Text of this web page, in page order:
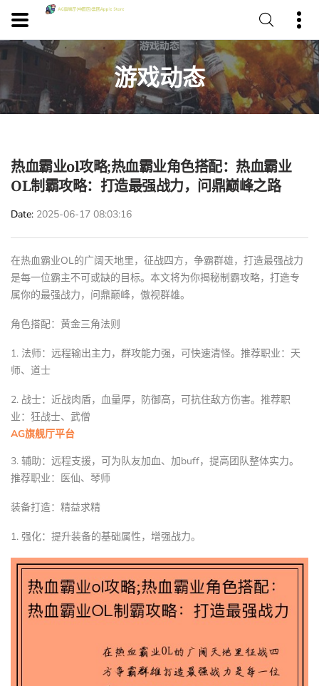
游戏动态
热血霸业ol攻略;热血霸业角色搭配：热血霸业
OL制霸攻略：打造最强战力，问鼎巅峰之路
Date 2025-06-17 08:03:16
在热血霸业OL的广阔天地里，征战四方，争霸群雄，打造最强战力
是每一位霸主不可或缺的目标。本文将为你揭秘制霸攻略，打造专
属你的最强战力，问鼎巅峰，傲视群雄。
角色搭配：黄金三角法则
1. 法师：远程输出主力，群攻能力强，可快速清怪。推荐职业：天
师、道士
2. 战士：近战肉盾，血量厚，防御高，可抗住敌方伤害。推荐职
业：狂战士、武僧
AG旗舰厅平台
3. 辅助：远程支援，可为队友加血、加buff，提高团队整体实力。
推荐职业：医仙、琴师
装备打造：精益求精
1. 强化：提升装备的基础属性，增强战力。